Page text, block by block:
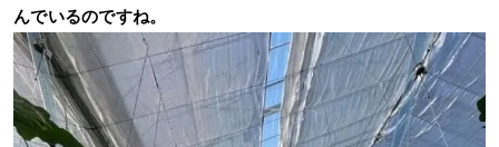
んでいるのですね。